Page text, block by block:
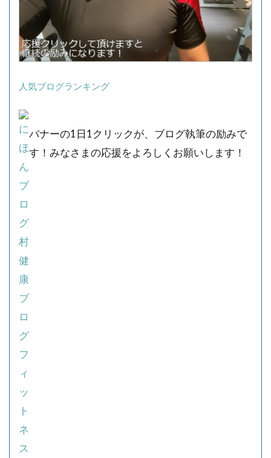
人気ブログランキング
バナーの1日1クリックが、ブログ執筆の励みで
す！みなさまの応援をよろしくお願いします！